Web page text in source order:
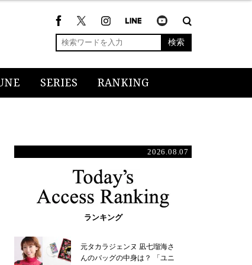
検索
SERIES RANKING
2026.08.07
ランキング
元タカラジェンヌ 凪七瑠海さ
んのバッグの中身は？ 「ユニ